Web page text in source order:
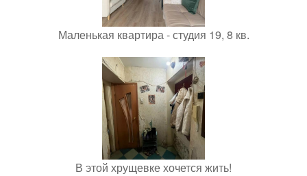
Маленькая квартира - студия 19, 8 кв.
В этой хрущевке хочется жить!